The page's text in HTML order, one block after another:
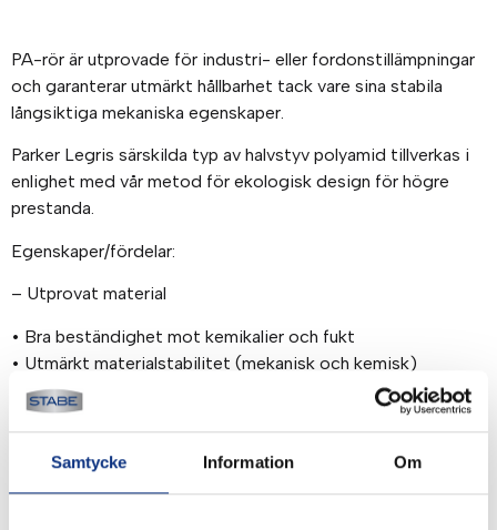
Samtycke Information Om
PA-rör är utprovade för industri- eller fordonstillämpningar
och garanterar utmärkt hållbarhet tack vare sina stabila
långsiktiga mekaniska egenskaper.
Parker Legris särskilda typ av halvstyv polyamid tillverkas i
enlighet med vår metod för ekologisk design för högre
prestanda.
Egenskaper/fördelar:
– Utprovat material
• Bra beständighet mot kemikalier och fukt
• Utmärkt materialstabilitet (mekanisk och kemisk)
• Kontinuerlig kalibrering under produktionen för utmärkt
tillförlitlighet
• Biologiskt baserat halvstyvt material